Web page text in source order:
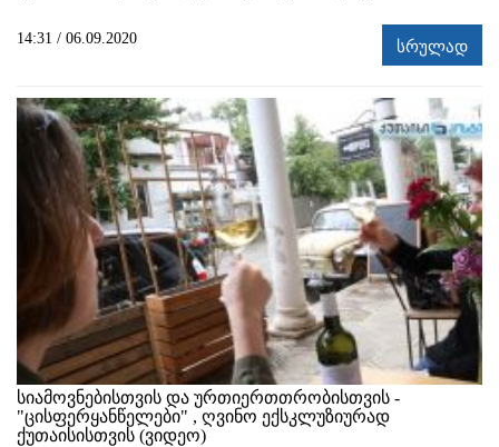
14:31 / 06.09.2020 სრულად
სიამოვნებისთვის და ურთიერთთრობისთვის -
"ცისფერყანწელები" , ღვინო ექსკლუზიურად
ქუთაისისთვის (ვიდეო)